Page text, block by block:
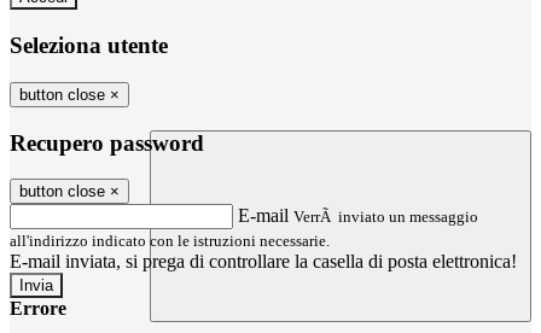
Seleziona utente
button close ×
Recupero password
button close ×
E-mail VerrÃ inviato un messaggio
all'indirizzo indicato con le istruzioni necessarie.
E-mail inviata, si prega di controllare la casella di posta elettronica!
Errore